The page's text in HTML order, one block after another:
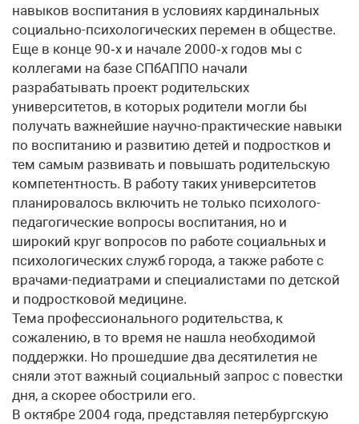
навыков воспитания в условиях кардинальных
социально-психологических перемен в обществе.
Еще в конце 90‑х и начале 2000‑х годов мы с
коллегами на базе СПбАППО начали
разрабатывать проект родительских
университетов, в которых родители могли бы
получать важнейшие научно-практические навыки
по воспитанию и развитию детей и подростков и
тем самым развивать и повышать родительскую
компетентность. В работу таких университетов
планировалось включить не только психолого-
педагогические вопросы воспитания, но и
широкий круг вопросов по работе социальных и
психологических служб города, а также работе с
врачами-педиатрами и специалистами по детской
и подростковой медицине.
Тема профессионального родительства, к
сожалению, в то время не нашла необходимой
поддержки. Но прошедшие два десятилетия не
сняли этот важный социальный запрос с повестки
дня, а скорее обострили его.
В октябре 2004 года, представляя петербургскую